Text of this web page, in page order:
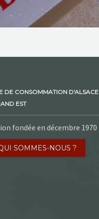
DE CONSOMMATION D'ALSACE
EST
fondée en décembre 1970
SOMMES-NOUS ?